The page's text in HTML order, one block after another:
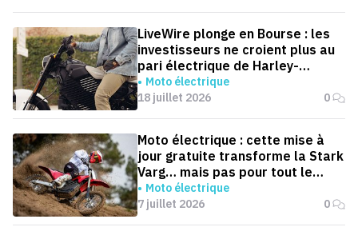
LiveWire plonge en Bourse : les
investisseurs ne croient plus au
pari électrique de Harley-
Davidson
Moto électrique
18 juillet 2026
0
Moto électrique : cette mise à
jour gratuite transforme la Stark
Varg… mais pas pour tout le
monde
Moto électrique
7 juillet 2026
0